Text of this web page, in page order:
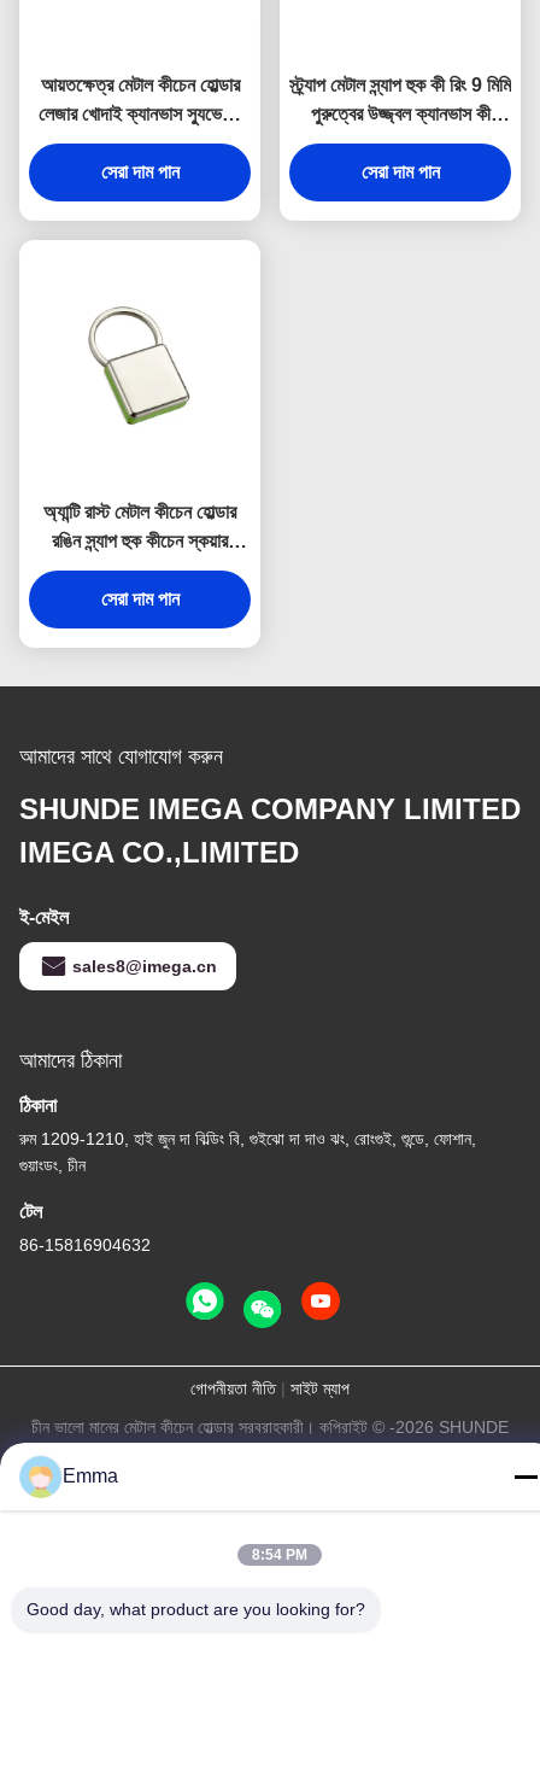
আয়তক্ষেত্র মেটাল কীচেন হোল্ডার
লেজার খোদাই ক্যানভাস স্যুভেনির
উপহার
সেরা দাম পান
স্ট্র্যাপ মেটাল স্ন্যাপ হুক কী রিং 9 মিমি
পুরুত্বের উজ্জ্বল ক্যানভাস কী
হোল্ডার স্যুভেনির
সেরা দাম পান
অ্যান্টি রাস্ট মেটাল কীচেন হোল্ডার
রঙিন স্ন্যাপ হুক কীচেন স্কয়ার
প্লাস্টিক
সেরা দাম পান
আমাদের সাথে যোগাযোগ করুন
SHUNDE IMEGA COMPANY LIMITED
IMEGA CO.,LIMITED
ই-মেইল
sales8@imega.cn
আমাদের ঠিকানা
ঠিকানা
রুম 1209-1210, হাই জুন দা বিল্ডিং বি, গুইঝো দা দাও ঝং, রোংগুই, শুন্ডে, ফোশান,
গুয়াংডং, চীন
টেল
86-15816904632
গোপনীয়তা নীতি| সাইট ম্যাপ
চীন ভালো মানের মেটাল কীচেন হোল্ডার সরবরাহকারী। কপিরাইট © -2026 SHUNDE
IMEGA COMPANY LIMITED IMEGA CO.,LIMITED সমস্ত অধিকার
Emma
8:54 PM
Good day, what product are you looking for?